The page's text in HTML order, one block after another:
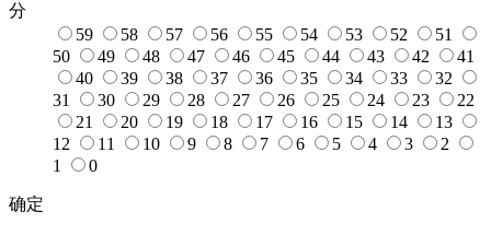
分
59
58 57 56 55 54 53 52
51
50
49 48 47 46 45 44 43 42
41
40
39 38 37 36 35 34 33
32
31
30 29 28 27 26 25 24 23
22
21
20 19 18 17 16 15 14
13
12
11 10 9 8 7 6 5 4 3
2
1
0
确定